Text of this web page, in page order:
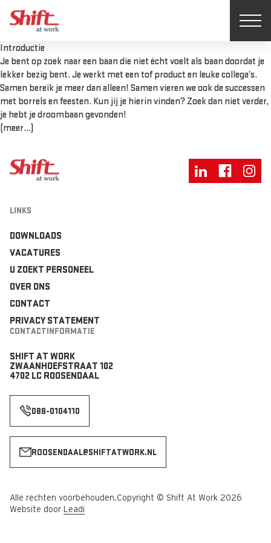
Introductie
Je bent op zoek naar een baan die niet écht voelt als baan doordat je
lekker bezig bent. Je werkt met een tof product en leuke collega’s.
Samen bereik je meer dan alleen! Samen vieren we ook de successen
met borrels en feesten. Kun jij je hierin vinden? Zoek dan niet verder,
je hebt je droombaan gevonden!
(meer…)
LINKS
DOWNLOADS
VACATURES
U ZOEKT PERSONEEL
OVER ONS
CONTACT
PRIVACY STATEMENT
CONTACTINFORMATIE
SHIFT AT WORK
ZWAANHOEFSTRAAT 102
4702 LC ROOSENDAAL
088-0104110
ROOSENDAAL@SHIFTATWORK.NL
Alle rechten voorbehouden.Copyright © Shift At Work 2026
Website door Leadi